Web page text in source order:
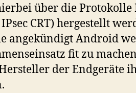
über die Protokolle
IPsec CRT) hergestellt
angekündigt Android
fit zu
der Endgeräte